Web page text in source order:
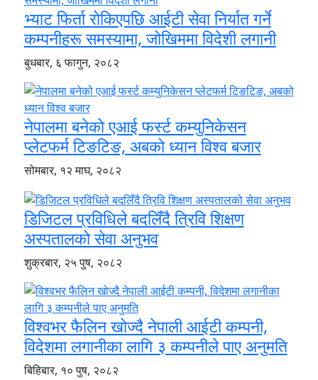
भ्याट फिर्ता रोकिएपछि आईटी सेवा निर्यात गर्ने
कम्पनीहरू समस्यामा, जोखिममा विदेशी लगानी
बुधबार, ६ फागुन, २०८२
नेपालमा बनेको एआई फर्स्ट कम्युनिकेसन
प्लेटफर्म टिङटिङ, अबको ध्यान विश्व बजार
सोमबार, १२ माघ, २०८२
डिजिटल प्रविधिले बदलिँदै त्रिवि शिक्षण
अस्पतालको सेवा अनुभव
शुक्रबार, २५ पुष, २०८२
विश्वभर फैलिन खोज्दै नेपाली आईटी कम्पनी,
विदेशमा लगानीका लागि ३ कम्पनीले पाए अनुमति
बिहिबार, १० पुष, २०८२